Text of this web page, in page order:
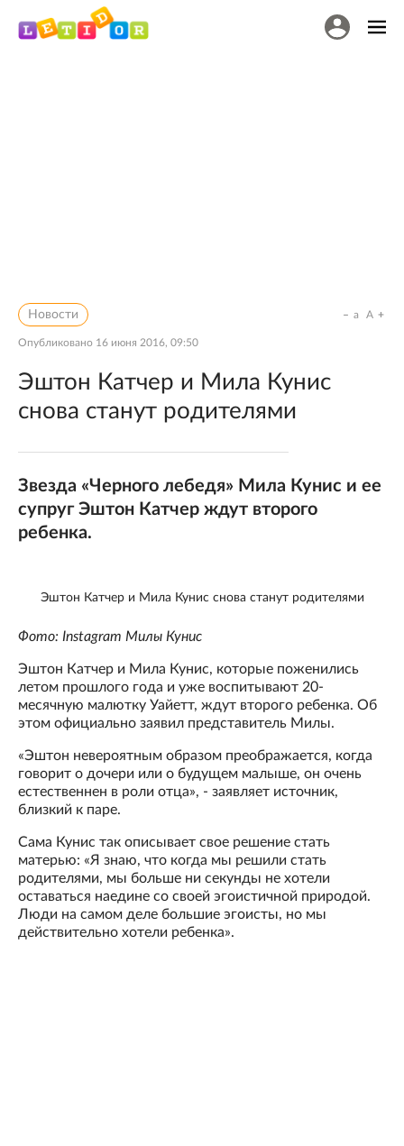
Новости
Опубликовано 16 июня 2016, 09:50
a A
Эштон Катчер и Мила Кунис
снова станут родителями
Звезда «Черного лебедя» Мила Кунис и ее
супруг Эштон Катчер ждут второго
ребенка.
Эштон Катчер и Мила Кунис снова станут родителями
Фото: Instagram Милы Кунис
Эштон Катчер и Мила Кунис, которые поженились
летом прошлого года и уже воспитывают 20-
месячную малютку Уайетт, ждут второго ребенка. Об
этом официально заявил представитель Милы.
«Эштон невероятным образом преображается, когда
говорит о дочери или о будущем малыше, он очень
естественнен в роли отца», - заявляет источник,
близкий к паре.
Сама Кунис так описывает свое решение стать
матерью: «Я знаю, что когда мы решили стать
родителями, мы больше ни секунды не хотели
оставаться наедине со своей эгоистичной природой.
Люди на самом деле большие эгоисты, но мы
действительно хотели ребенка».